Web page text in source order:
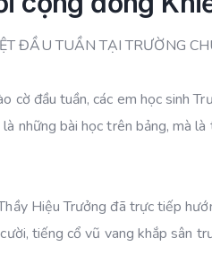
ĐẦU TUẦN TẠI TRƯỜNG
cờ đầu tuần, các em học sinh
những bài học trên bảng, mà
Hiệu Trưởng đã trực tiếp
tiếng cổ vũ vang khắp sân